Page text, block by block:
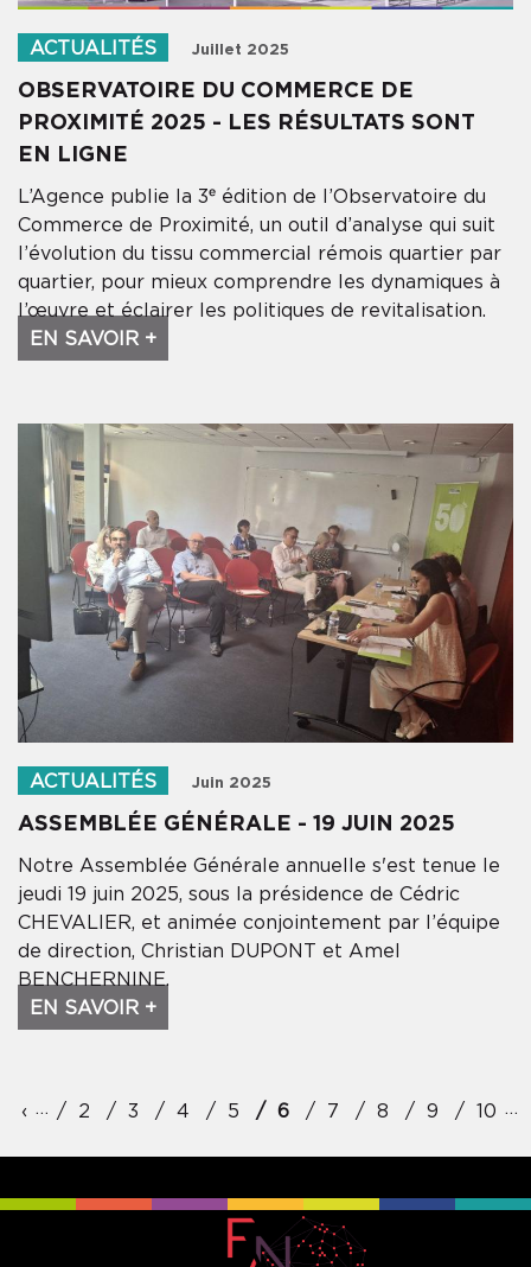
ACTUALITÉS Juillet 2025
OBSERVATOIRE DU COMMERCE DE
PROXIMITÉ 2025 - LES RÉSULTATS SONT
EN LIGNE
L’Agence publie la 3ᵉ édition de l’Observatoire du
Commerce de Proximité, un outil d’analyse qui suit
l’évolution du tissu commercial rémois quartier par
quartier, pour mieux comprendre les dynamiques à
l’œuvre et éclairer les politiques de revitalisation.
EN SAVOIR +
ACTUALITÉS Juin 2025
ASSEMBLÉE GÉNÉRALE - 19 JUIN 2025
Notre Assemblée Générale annuelle s'est tenue le
jeudi 19 juin 2025, sous la présidence de Cédric
CHEVALIER, et animée conjointement par l’équipe
de direction, Christian DUPONT et Amel
BENCHERNINE.
EN SAVOIR +
Pagination
‹ Précédent
… 2 3 4 5 6 7 8 9 10 …